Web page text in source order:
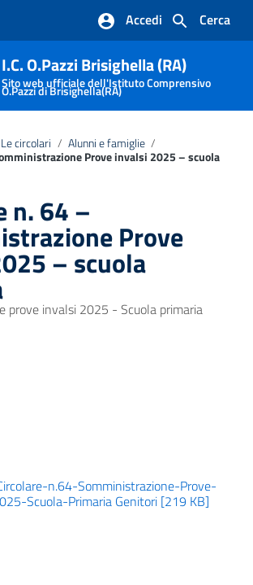
Cerca
Accedi
la navigazione
I.C. O.Pazzi Brisighella (RA)
Sito web ufficiale dell'Istituto Comprensivo
O.Pazzi di Brisighella(RA)
Le circolari / Alunni e famiglie /
Prove invalsi 2025 – scuola
n. 64 –
Prove
– scuola
prove invalsi 2025 - Scuola primaria
n.64-Somministrazione-Prove-
Scuola-Primaria Genitori [219 KB]